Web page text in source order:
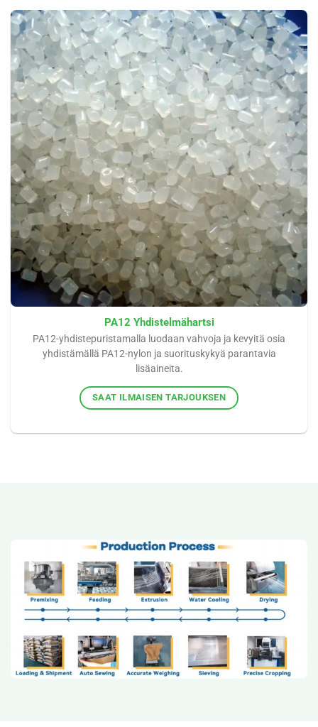
PA12 Yhdistelmähartsi
PA12-yhdistepuristamalla luodaan vahvoja ja kevyitä osia
yhdistämällä PA12-nylon ja suorituskykyä parantavia
lisäaineita.
SAAT ILMAISEN TARJOUKSEN